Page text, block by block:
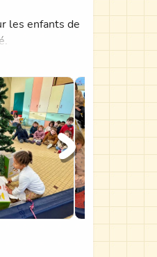
les enfants de